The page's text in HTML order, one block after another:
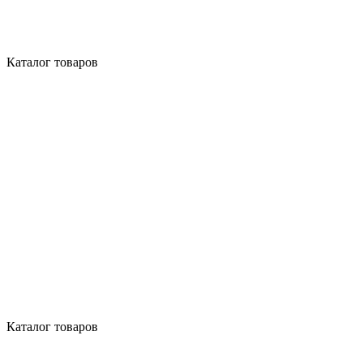
Каталог товаров
Каталог товаров